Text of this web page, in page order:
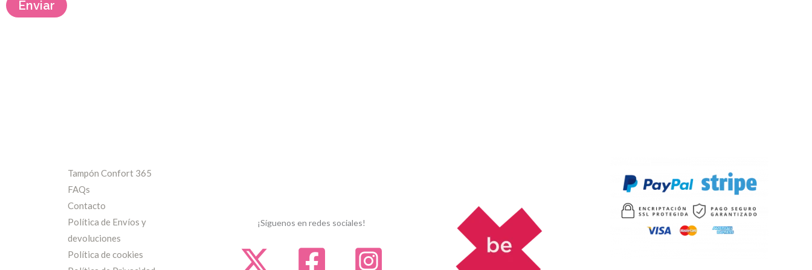
Enviar
Tampón Confort 365
FAQs
Contacto
Política de Envíos y
devoluciones
Política de cookies
¡Síguenos en redes sociales!